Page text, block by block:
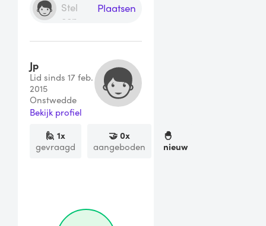
Plaatsen
Jp
Lid sinds 17 feb.
2015
Onstwedde
Bekijk profiel
🙋 1x
gevraagd
🤝0x
aangeboden
🐣
nieuw